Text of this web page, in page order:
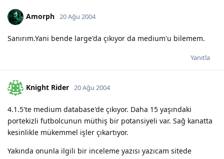
Amorph 20 Ağu 2004
Sanırım.Yani bende large'da çıkıyor da medium'u bilemem.
Yanıtla
Knight Rider 20 Ağu 2004
4.1.5'te medium database'de çıkıyor. Daha 15 yaşındaki
portekizli futbolcunun müthiş bir potansiyeli var. Sağ kanatta
kesinlikle mükemmel işler çıkartıyor.
Yakında onunla ilgili bir inceleme yazısı yazıcam sitede